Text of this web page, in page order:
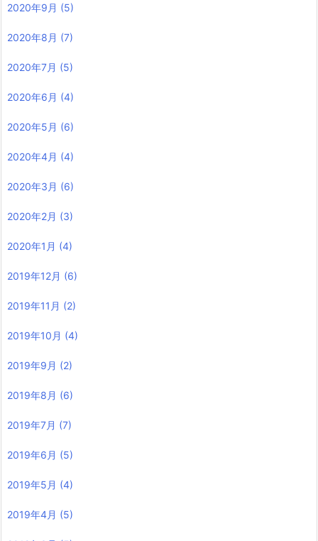
2020年9月 (5)
2020年8月 (7)
2020年7月 (5)
2020年6月 (4)
2020年5月 (6)
2020年4月 (4)
2020年3月 (6)
2020年2月 (3)
2020年1月 (4)
2019年12月 (6)
2019年11月 (2)
2019年10月 (4)
2019年9月 (2)
2019年8月 (6)
2019年7月 (7)
2019年6月 (5)
2019年5月 (4)
2019年4月 (5)